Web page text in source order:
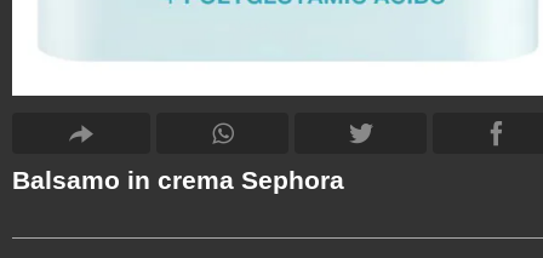
Balsamo in crema Sephora